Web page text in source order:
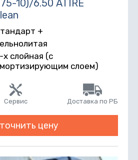
10)/6.50 ATIRE
+
х слойная (с
слоем)
Сервис Доставка по РБ
цену